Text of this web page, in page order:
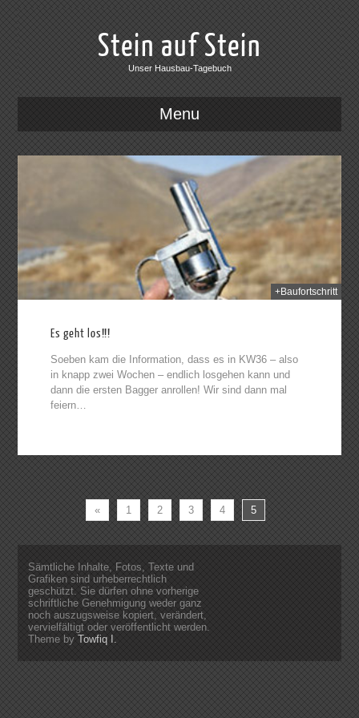
Stein auf Stein
Unser Hausbau-Tagebuch
Menu
+Baufortschritt
Es geht los!!!
Soeben kam die Information, dass es in KW36 – also
in knapp zwei Wochen – endlich losgehen kann und
dann die ersten Bagger anrollen! Wir sind dann mal
feiern…
« 1 2 3 4 5
Sämtliche Inhalte, Fotos, Texte und
Grafiken sind urheberrechtlich
geschützt. Sie dürfen ohne vorherige
schriftliche Genehmigung weder ganz
noch auszugsweise kopiert, verändert,
vervielfältigt oder veröffentlicht werden.
Theme by Towfiq I.